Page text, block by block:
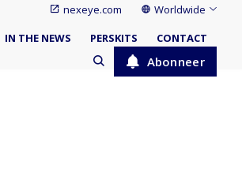
nexeye.com Worldwide
IN THE NEWS PERSKITS CONTACT
Abonneer